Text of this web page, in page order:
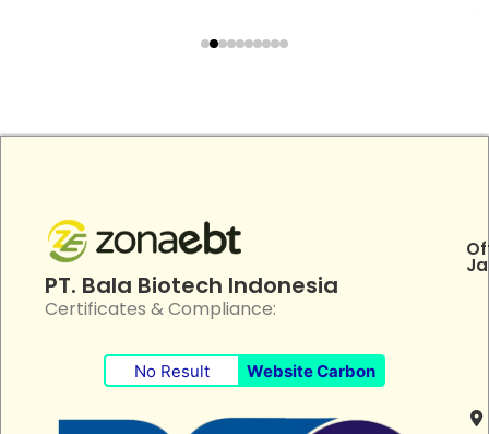
PT. Bala Biotech Indonesia
Certificates & Compliance:
No Result Website Carbon